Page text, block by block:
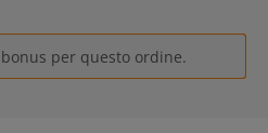
per questo ordine.